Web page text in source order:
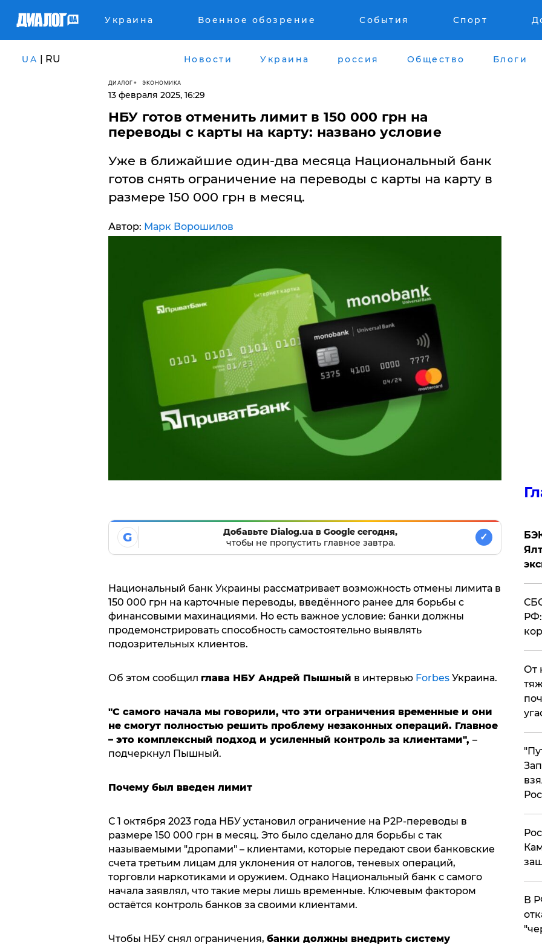
Украина Военное обозрение События Спорт
UA | RU Новости Украина россия Общество Блоги
ДИАЛОГ ЭКОНОМИКА
13 февраля 2025, 16:29
НБУ готов отменить лимит в 150 000 грн на
переводы с карты на карту: названо условие
Уже в ближайшие один-два месяца Национальный банк
готов снять ограничение на переводы с карты на карту в
размере 150 000 грн в месяц.
Автор: Марк Ворошилов
G
Добавьте Dialog.ua в Google сегодня,
чтобы не пропустить главное завтра.
✓
Национальный банк Украины рассматривает возможность отмены лимита в
150 000 грн на карточные переводы, введённого ранее для борьбы с
финансовыми махинациями. Но есть важное условие: банки должны
продемонстрировать способность самостоятельно выявлять
подозрительных клиентов.
Об этом сообщил глава НБУ Андрей Пышный в интервью ForbesУкраина.
"С самого начала мы говорили, что эти ограничения временные и они
не смогут полностью решить проблему незаконных операций. Главное
– это комплексный подход и усиленный контроль за клиентами", –
подчеркнул Пышный.
Почему был введен лимит
С 1 октября 2023 года НБУ установил ограничение на P2P-переводы в
размере 150 000 грн в месяц. Это было сделано для борьбы с так
называемыми "дропами" – клиентами, которые передают свои банковские
счета третьим лицам для уклонения от налогов, теневых операций,
торговли наркотиками и оружием. Однако Национальный банк с самого
начала заявлял, что такие меры лишь временные. Ключевым фактором
остаётся контроль банков за своими клиентами.
Чтобы НБУ снял ограничения, банки должны внедрить систему
От
​В